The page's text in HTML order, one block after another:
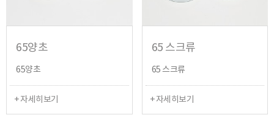
65양초
65양초
+ 자세히보기
65 스크류
65 스크류
+ 자세히보기